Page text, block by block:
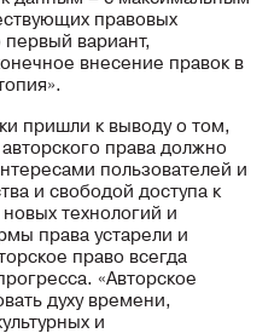
правовых
вариант,
внесение правок в
пришли к выводу о том,
права должно
пользователей и
и свободой доступа к
технологий и
права устарели и
право всегда
«Авторское
духу времени,
и